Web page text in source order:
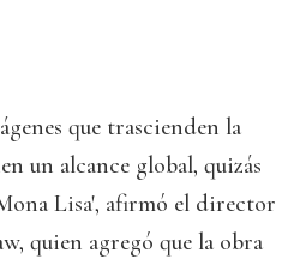
que trascienden la
un alcance global, quizás
Lisa', afirmó el director
quien agregó que la obra